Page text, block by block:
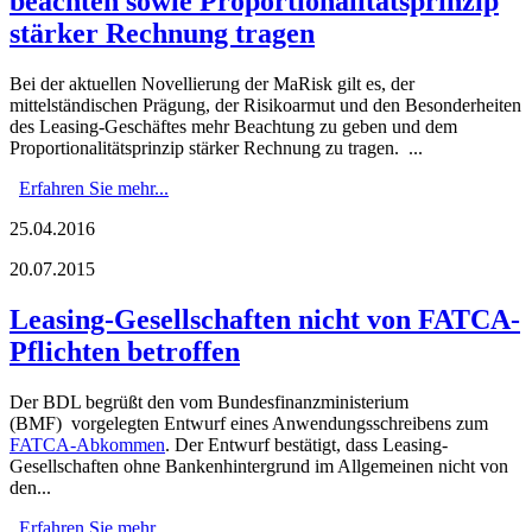
stärker Rechnung tragen
Bei der aktuellen Novellierung der MaRisk gilt es, der
mittelständischen Prägung, der Risikoarmut und den Besonderheiten
des Leasing-Geschäftes mehr Beachtung zu geben und dem
Proportionalitätsprinzip stärker Rechnung zu tragen. ...
Erfahren Sie mehr...
25.04.2016
20.07.2015
Leasing-Gesellschaften nicht von FATCA-
Pflichten betroffen
Der BDL begrüßt den vom Bundesfinanzministerium
(BMF) vorgelegten Entwurf eines Anwendungsschreibens zum
FATCA-Abkommen. Der Entwurf bestätigt, dass Leasing-
Gesellschaften ohne Bankenhintergrund im Allgemeinen nicht von
den...